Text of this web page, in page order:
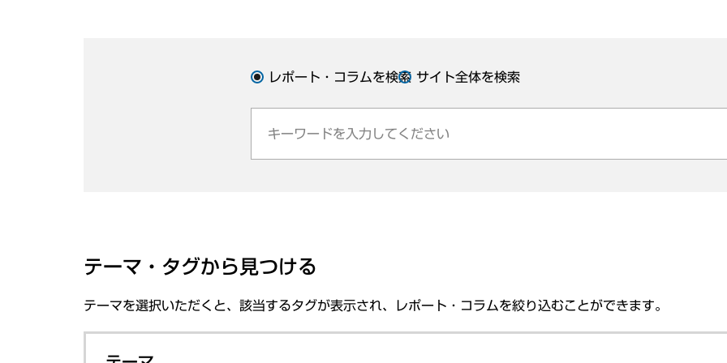
レポート・コラムを検索 サイト全体を検索
テーマ・タグから見つける
テーマを選択いただくと、該当するタグが表示され、レポート・コラムを絞り込むことができます。